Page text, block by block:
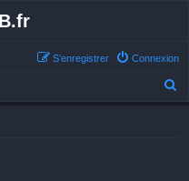
Connexion
S’enregistrer